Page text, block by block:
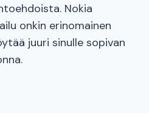
Nokia
onkin erinomainen
juuri sinulle sopivan